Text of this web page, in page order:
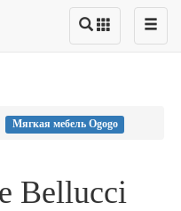
Мягкая мебель Ogogo
Bellucci